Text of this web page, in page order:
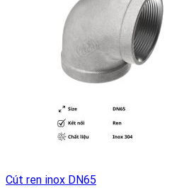
Cút ren inox DN65